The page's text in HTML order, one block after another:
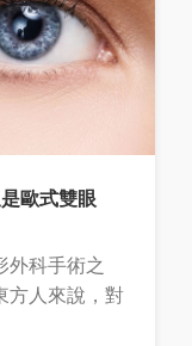
歐式雙眼
外科手術之
方人來說，對